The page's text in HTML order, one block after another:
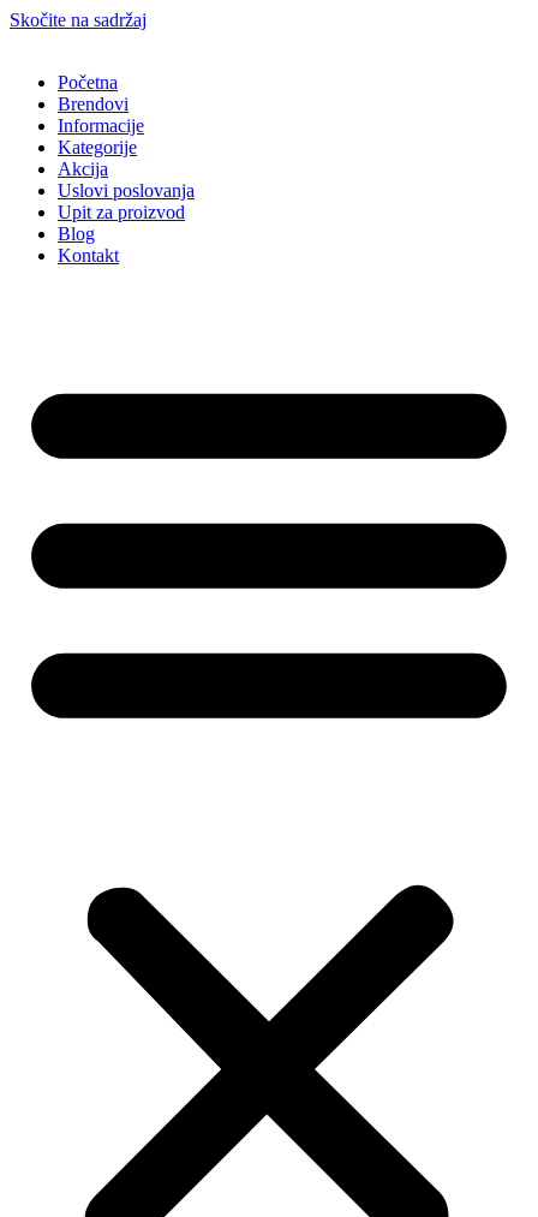
Skočite na sadržaj
Početna
Brendovi
Informacije
Kategorije
Akcija
Uslovi poslovanja
Upit za proizvod
Blog
Kontakt